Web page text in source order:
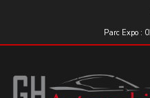
Parc Expo :
Panneau de gestion des